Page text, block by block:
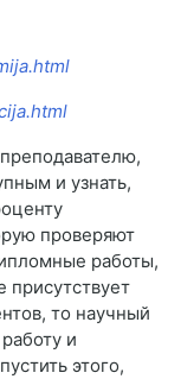
и узнать,
проверяют
работы,
присутствует
то научный
и
этого,